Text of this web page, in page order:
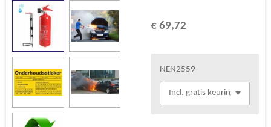
€ 69,72
NEN2559